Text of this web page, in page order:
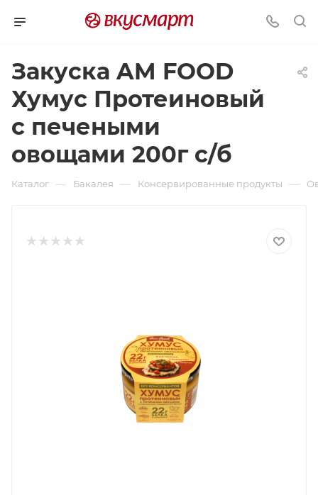
Закуска AM FOOD
Хумус Протеиновый
с печеными
овощами 200г с/б
Каталог — Бакалея — Консервированные продукты —